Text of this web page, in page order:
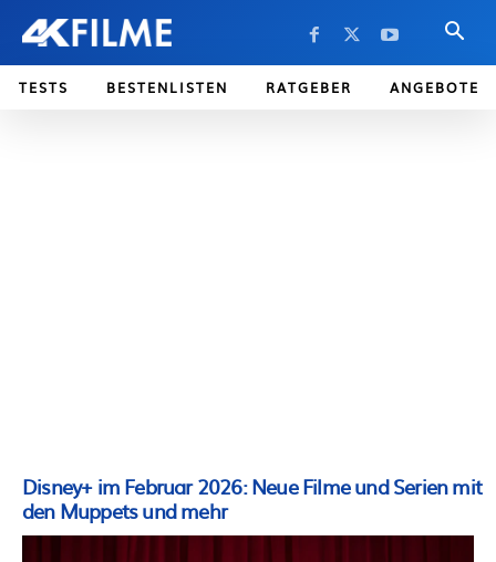
TESTS BESTENLISTEN RATGEBER ANGEBOTE
Disney+ im Februar 2026: Neue Filme und Serien mit
den Muppets und mehr